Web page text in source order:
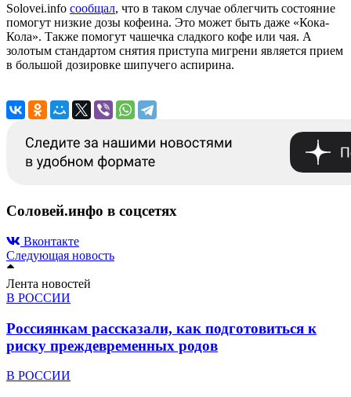
Solovei.info сообщал, что в таком случае облегчить состояние
помогут низкие дозы кофеина. Это может быть даже «Кока-
Кола». Также помогут чашечка сладкого кофе или чая. А
золотым стандартом снятия приступа мигрени является прием
в большой дозировке шипучего аспирина.
Соловей.инфо в соцсетях
Вконтакте
Следующая новость
Лента новостей
В РОССИИ
Россиянкам рассказали, как подготовиться к
риску преждевременных родов
В РОССИИ